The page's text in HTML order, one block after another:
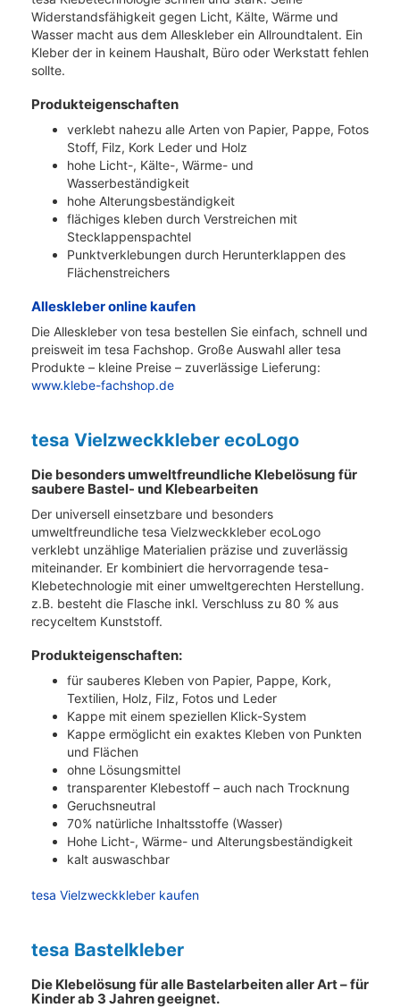
Widerstandsfähigkeit gegen Licht, Kälte, Wärme und
Wasser macht aus dem Alleskleber ein Allroundtalent. Ein
Kleber der in keinem Haushalt, Büro oder Werkstatt fehlen
sollte.
Produkteigenschaften
verklebt nahezu alle Arten von Papier, Pappe, Fotos
Stoff, Filz, Kork Leder und Holz
hohe Licht-, Kälte-, Wärme- und
Wasserbeständigkeit
hohe Alterungsbeständigkeit
flächiges kleben durch Verstreichen mit
Stecklappenspachtel
Punktverklebungen durch Herunterklappen des
Flächenstreichers
Alleskleber online kaufen
Die Alleskleber von tesa bestellen Sie einfach, schnell und
preisweit im tesa Fachshop. Große Auswahl aller tesa
Produkte – kleine Preise – zuverlässige Lieferung:
www.klebe-fachshop.de
tesa Vielzweckkleber ecoLogo
Die besonders umweltfreundliche Klebelösung für
saubere Bastel- und Klebearbeiten
Der universell einsetzbare und besonders
umweltfreundliche tesa Vielzweckkleber ecoLogo
verklebt unzählige Materialien präzise und zuverlässig
miteinander. Er kombiniert die hervorragende tesa-
Klebetechnologie mit einer umweltgerechten Herstellung.
z.B. besteht die Flasche inkl. Verschluss zu 80 % aus
recyceltem Kunststoff.
Produkteigenschaften:
für sauberes Kleben von Papier, Pappe, Kork,
Textilien, Holz, Filz, Fotos und Leder
Kappe mit einem speziellen Klick-System
Kappe ermöglicht ein exaktes Kleben von Punkten
und Flächen
ohne Lösungsmittel
transparenter Klebestoff – auch nach Trocknung
Geruchsneutral
70% natürliche Inhaltsstoffe (Wasser)
Hohe Licht-, Wärme- und Alterungsbeständigkeit
kalt auswaschbar
tesa Vielzweckkleber kaufen
tesa Bastelkleber
Die Klebelösung für alle Bastelarbeiten aller Art – für
Kinder ab 3 Jahren geeignet.